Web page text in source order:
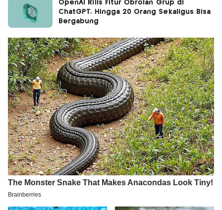
OpenAI Rilis Fitur Obrolan Grup di
ChatGPT, Hingga 20 Orang Sekaligus Bisa
Bergabung